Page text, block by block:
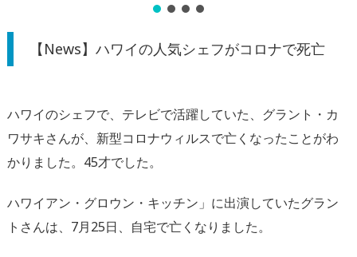
【News】ハワイの人気シェフがコロナで死亡
ハワイのシェフで、テレビで活躍していた、グラント・カ
ワサキさんが、新型コロナウィルスで亡くなったことがわ
かりました。45才でした。
ハワイアン・グロウン・キッチン」に出演していたグラン
トさんは、7月25日、自宅で亡くなりました。